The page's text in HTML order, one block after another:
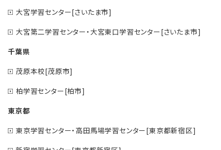
大宮学習センター[さいたま市]
大宮第二学習センター・大宮東口学習センター[さいたま市]
千葉県
茂原本校[茂原市]
柏学習センター[柏市]
東京都
東京学習センター・高田馬場学習センター[東京都新宿区]